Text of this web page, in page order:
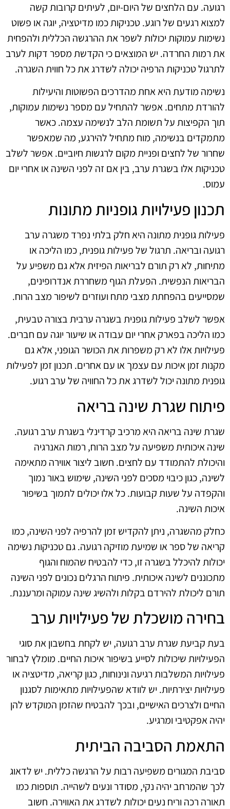
רגועה. עם הלחצים של היום-יום, לעיתים קרובות קשה
למצוא רגעים של רוגע. טכניקות כמו מדיטציה, יוגה או פשוט
נשימות עמוקות יכולות לשפר את ההרגשה הכללית ולהפחית
את רמות החרדה. יש המוצאים כי הקדשת מספר דקות לערב
לתרגול טכניקות הרפיה יכולה לשדרג את כל חווית השגרה.
נשימה מודעת היא אחת מהדרכים הפשוטות והיעילות
להורדת מתחים. אפשר להתחיל עם מספר נשימות עמוקות,
תוך הקפיצות על תשומת הלב לנשימה עצמה. כאשר
מתמקדים בנשימה, מוח מתחיל להירגע, מה שמאפשר
שחרור של לחצים ופניית מקום לרגשות חיוביים. אפשר לשלב
טכניקות אלו בשגרת ערב, בין אם זה לפני השינה או אחרי יום
עמוס.
תכנון פעילויות גופניות מתונות
פעילות גופנית מתונה היא חלק בלתי נפרד משגרה ערב
רגועה ובריאה. תרגול של פעילות גופנית, כמו הליכה או
מתיחות, לא רק תורם לבריאות הפיזית אלא גם משפיע על
הבריאות הנפשית. הפעלת הגוף משחררת אנדרופינים,
שמסייעים בהפחתת מצבי מתח ועוזרים לשיפור מצב הרוח.
אפשר לשלב פעילות גופנית בשגרה ערבית בצורה טבעית,
כמו הליכה בפארק אחרי יום עבודה או שיעור יוגה עם חברים.
פעילויות אלו לא רק משפרות את הכושר הגופני, אלא גם
מקנות זמן איכות עם עצמך או עם אחרים. תכנון זמן לפעילות
גופנית מתונה יכול לשדרג את כל החוויה של ערב רגוע.
פיתוח שגרת שינה בריאה
שגרת שינה בריאה היא מרכיב קרדינלי בשגרת ערב רגועה.
שינה איכותית משפיעה על מצב הרוח, רמות האנרגיה
והיכולת להתמודד עם לחצים. חשוב ליצור אווירה מתאימה
לשינה, כגון כיבוי מסכים לפני השינה, שימוש באור נמוך
והקפדה על שעות קבועות. כל אלו יכולים לתמוך בשיפור
איכות השינה.
כחלק מהשגרה, ניתן להקדיש זמן להרפיה לפני השינה, כמו
קריאה של ספר או שמיעת מוזיקה רגועה. גם טכניקות נשימה
יכולות להיכלל בשגרה זו, כדי להבטיח שהמוח והגוף
מתכוננים לשינה איכותית. פיתוח הרגלים נכונים לפני השינה
תורם ליכולת להירדם בקלות ולהשיג שינה עמוקה ומרעננת.
בחירה מושכלת של פעילויות ערב
בעת קביעת שגרת ערב רגועה, יש לקחת בחשבון את סוגי
הפעילויות שיכולות לסייע בשיפור איכות החיים. מומלץ לבחור
פעילויות המשלבות רגיעה ונינוחות, כגון קריאה, מדיטציה או
פעילויות יצירתיות. יש לוודא שהפעילויות מתאימות לסגנון
החיים ולצרכים האישיים, ובכך להבטיח שהזמן המוקדש להן
יהיה אפקטיבי ומרגיע.
התאמת הסביבה הביתית
סביבת המגורים משפיעה רבות על הרגשה כללית. יש לדאוג
לכך שהמרחב יהיה נקי, מסודר ונעים לשהייה. תוספות כמו
תאורה רכה וריח נעים יכולות לשדרג את האווירה. חשוב